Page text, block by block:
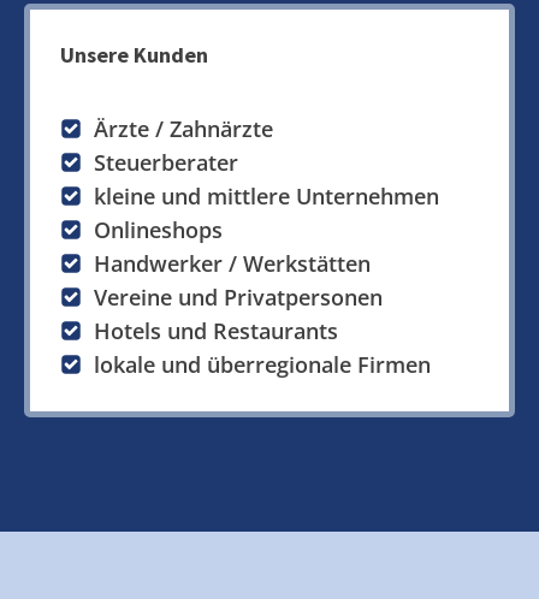
Unsere Kunden
Ärzte / Zahnärzte
Steuerberater
kleine und mittlere Unternehmen
Onlineshops
Handwerker / Werkstätten
Vereine und Privatpersonen
Hotels und Restaurants
lokale und überregionale Firmen